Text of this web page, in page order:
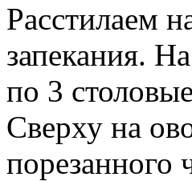
Расстилаем
запекания.
по 3
Сверху на
порезанного